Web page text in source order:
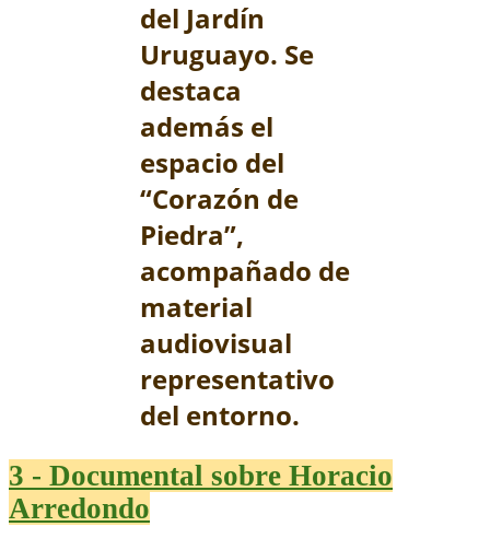
del Jardín
Uruguayo. Se
destaca
además el
espacio del
“Corazón de
Piedra”,
acompañado de
material
audiovisual
representativo
del entorno.
3 - Documental sobre Horacio
Arredondo